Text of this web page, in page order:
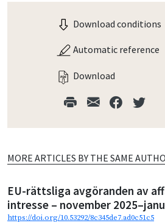
Download conditions
Automatic reference
Download
MORE ARTICLES BY THE SAME
EU-rättsliga avgöranden av
intresse – november
https://doi.org/10.53292/8c345de7.ad0c51c5